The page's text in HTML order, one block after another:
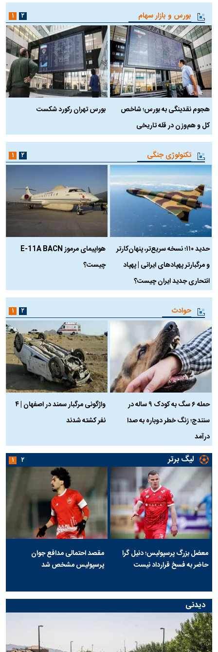
بورس و بازار سهام
هجوم نقدینگی به بورس؛ شاخص
کل و هم‌وزن در قله تاریخی
بورس تهران رکورد شکست
۱ ۲
تکنولوژی جنگی
حدید ۱۱۰؛ نسخه سریع‌تر، پنهان‌کارتر
و مرگبارتر پهپادهای ایرانی | پهپاد
انتحاری جدید ایران چیست؟
هواپیمای مرموز E-11A BACN
چیست؟
۱ ۲
حوادث
حمله ۶ سگ به کودک ۹ ساله در
سنندج؛ زنگ خطر دوباره به صدا
درآمد
واژگونی مرگبار سمند در اصفهان | ۴
نفر کشته شدند
۱ ۲
لیگ برتر
معضل بزرگ پرسپولیس؛ دنیل گرا
حاضر به فسخ قرارداد نیست
مقصد احتمالی مدافع جوان
پرسپولیس مشخص شد
۱ ۲
دیدنی